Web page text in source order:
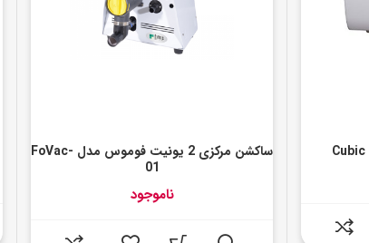
ساکشن مرکزی 2 یونیت فوموس مدل FoVac-
01
ناموجود